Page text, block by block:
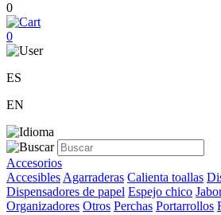
0
0
ES
EN
Accesorios
Accesibles Agarraderas Calienta toallas
Dispensadores de papel Espejo chico
Organizadores Otros Perchas Portarrollos